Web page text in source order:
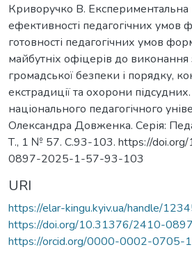
Криворучко В. Експериментальна
ефективності педагогічних умов
готовності педагогічних умов
майбутніх офіцерів до
громадської безпеки і порядку,
екстрадиції та охорони
національного педагогічного
Олександра Довженка. Серія:
Т., 1 № 57. С.93-103. https://
0897-2025-1-57-93-103
URI
https://elar-kingu.kyiv.ua/handle/
https://doi.org/10.31376/2410-
https://orcid.org/0000-0002-0705-